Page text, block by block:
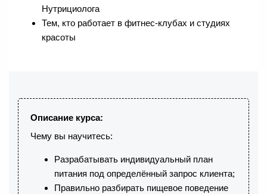
Нутрициолога
Тем, кто работает в фитнес-клубах и студиях
красоты
Описание курса:
Чему вы научитесь:
Разрабатывать индивидуальный план
питания под определённый запрос клиента;
Правильно разбирать пищевое поведение